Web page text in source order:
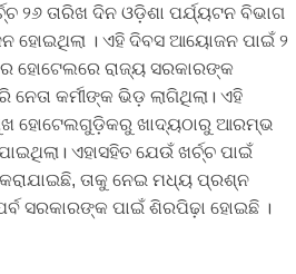
୨୬ ତାରିଖ ଦିନ ଓଡ଼ିଶା ପର୍ଯ୍ୟଟନ ବିଭାଗ
ହୋଇଥିଲା । ଏହି ଦିବସ ଆୟୋଜନ ପାଇଁ ୨
ହୋଟେଲରେ ରାଜ୍ୟ ସରକାରଙ୍କ
କର୍ମୀଙ୍କ ଭିଡ଼ ଲାଗିଥିଲା। ଏହି
ହୋଟେଲଗୁଡ଼ିକରୁ ଖାଦ୍ୟଠାରୁ ଆରମ୍ଭ
ଏହାସହିତ ଯେଉଁ ଖର୍ଚ୍ଚ ପାଇଁ
ତାକୁ ନେଇ ମଧ୍ୟ ପ୍ରଶ୍ନ
ସରକାରଙ୍କ ପାଇଁ ଶିରପିଢ଼ା ହୋଇଛି ।